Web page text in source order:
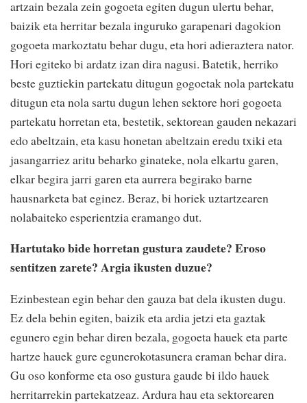
artzain bezala zein gogoeta egiten dugun ulertu behar,
baizik eta herritar bezala inguruko garapenari dagokion
gogoeta markoztatu behar dugu, eta hori adieraztera nator.
Hori egiteko bi ardatz izan dira nagusi. Batetik, herriko
beste guztiekin partekatu ditugun gogoetak nola partekatu
ditugun eta nola sartu dugun lehen sektore hori gogoeta
partekatu horretan eta, bestetik, sektorean gauden nekazari
edo abeltzain, eta kasu honetan abeltzain eredu txiki eta
jasangarriez aritu beharko ginateke, nola elkartu garen,
elkar begira jarri garen eta aurrera begirako barne
hausnarketa bat eginez. Beraz, bi horiek uztartzearen
nolabaiteko esperientzia eramango dut.
Hartutako bide horretan gustura zaudete? Eroso
sentitzen zarete? Argia ikusten duzue?
Ezinbestean egin behar den gauza bat dela ikusten dugu.
Ez dela behin egiten, baizik eta ardia jetzi eta gaztak
egunero egin behar diren bezala, gogoeta hauek eta parte
hartze hauek gure egunerokotasunera eraman behar dira.
Gu oso konforme eta oso gustura gaude bi ildo hauek
herritarrekin partekatzeaz. Ardura hau eta sektorearen